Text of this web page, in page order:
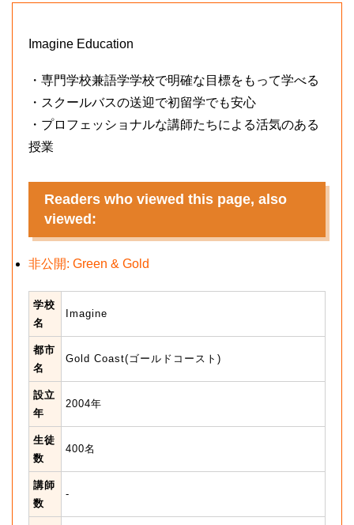
Imagine Education
・専門学校兼語学学校で明確な目標をもって学べる
・スクールバスの送迎で初留学でも安心
・プロフェッショナルな講師たちによる活気のある
授業
Readers who viewed this page, also
viewed:
非公開: Green & Gold
学校
名
Imagine
都市
名
Gold Coast(ゴールドコースト)
設立
年
2004年
生徒
数
400名
講師
数
-